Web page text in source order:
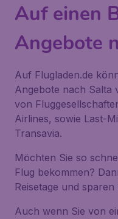
Auf einen
Angebote
Auf Flugladen.de
Angebote nach Salta
von
Airlines, sowie Last-
Transavia.
Möchten Sie so
Flug bekommen?
Reisetage und sparen
Auch wenn Sie von